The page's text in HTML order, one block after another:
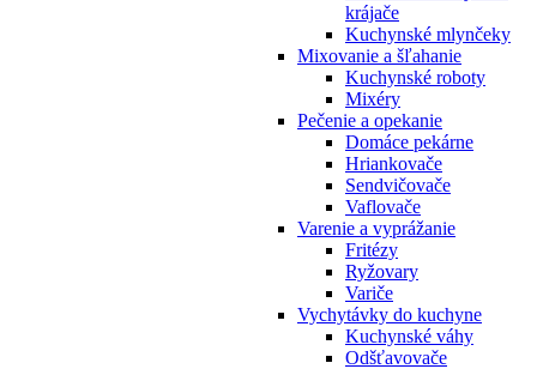
krájače
Kuchynské mlynčeky
Mixovanie a šľahanie
Kuchynské roboty
Mixéry
Pečenie a opekanie
Domáce pekárne
Hriankovače
Sendvičovače
Vaflovače
Varenie a vyprážanie
Fritézy
Ryžovary
Variče
Vychytávky do kuchyne
Kuchynské váhy
Odšťavovače